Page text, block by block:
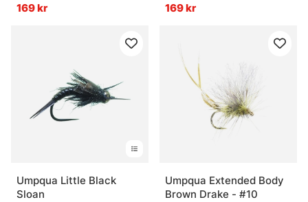
169 kr
169 kr
Umpqua Little Black
Sloan
Umpqua Extended Body
Brown Drake - #10